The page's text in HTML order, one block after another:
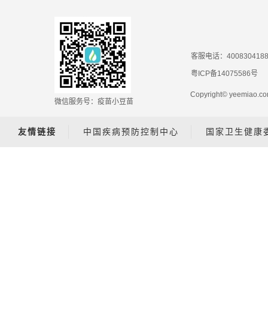
微信服务号：疫苗小豆苗
客服电话：4008304188
粤ICP备14075586号
Copyright©
友情链接 中国疾病预防控制中心 国家卫生健康